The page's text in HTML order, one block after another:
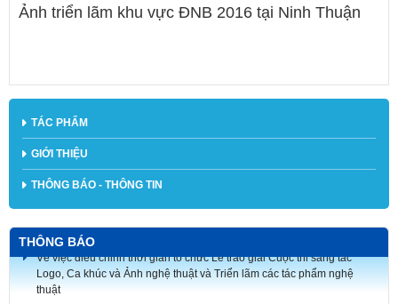
Ảnh triển lãm khu vực ĐNB 2016 tại Ninh Thuận
TÁC PHẨM
GIỚI THIỆU
THÔNG BÁO - THÔNG TIN
THÔNG BÁO
Logo, Ca khúc và Ảnh nghệ thuật và Triển lãm các tác phẩm nghệ
thuật